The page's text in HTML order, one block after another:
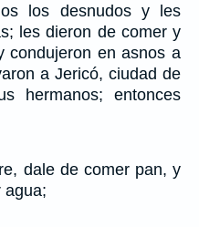
los desnudos y les
les dieron de comer y
condujeron en asnos a
a Jericó, ciudad de
hermanos; entonces
dale de comer pan, y
agua;